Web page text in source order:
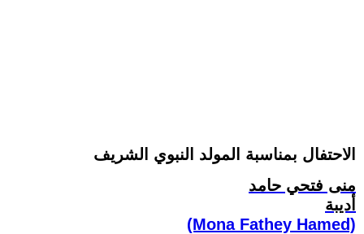
الاحتفال بمناسبة المولد النبوي الشريف
منى فتحي حامد
أديبة
(Mona Fathey Hamed)